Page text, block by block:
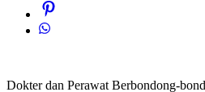
Dokter dan Perawat Berbondong-